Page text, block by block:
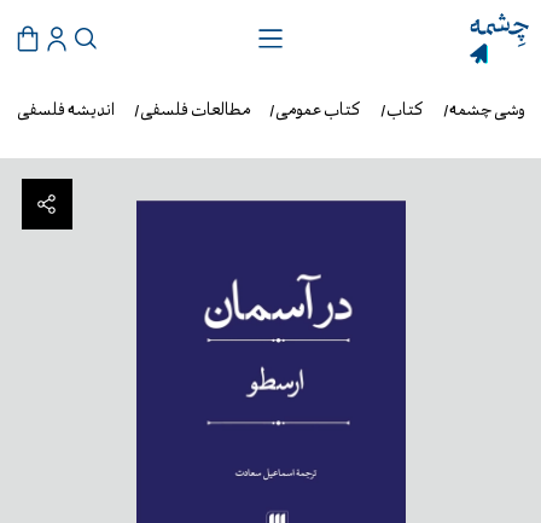
اندیشه فلسفی مطالعات فلسفی کتاب عمومی کتاب چشمه